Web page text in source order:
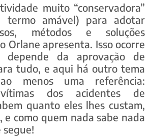
muito “conservadora”
termo amável) para adotar
métodos e soluções
Orlane apresenta. Isso ocorre
depende da aprovação de
tudo, e aqui há outro tema
menos uma referência:
vítimas dos acidentes de
quanto eles lhes custam,
como quem nada sabe nada